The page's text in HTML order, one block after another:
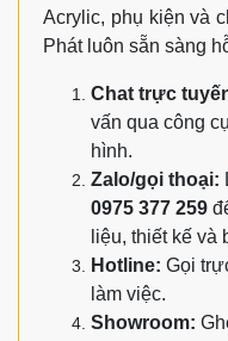
Acrylic, phụ kiện và
Phát luôn sẵn sàng
Chat trực
vấn qua công
hình.
Zalo/gọi thoại:
0975 377 259
liệu, thiết kế và
Hotline: Gọi
làm việc.
Showroom: